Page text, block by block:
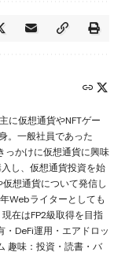
に仮想通貨やNFTゲー
。一般社員であった
っかけに仮想通貨に興味
し、仮想通貨投資を始
想通貨について発信し
Webライターとしても
在はFP2級取得を目指
・DeFi運用・エアドロッ
趣味：投資・読書・バ